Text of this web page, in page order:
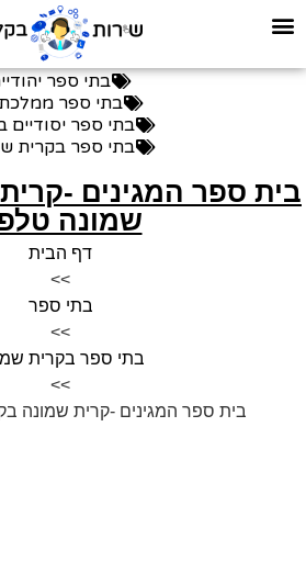
בתי ספר
בתי ספר
בתי ספר יסודיים
בתי ספר בקרית
ספר המגינים -
שמונה
דף הבית
>>
בתי ספר
>>
בתי ספר בקרית
>>
בית ספר המגינים -קרית שמונה